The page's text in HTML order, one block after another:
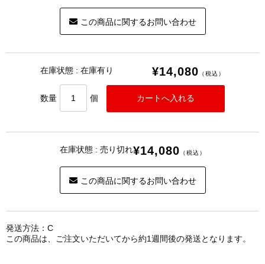
この商品に関するお問い合わせ
在庫状態 : 在庫有り ¥14,080 （税込）
数量 個
在庫状態 : 売り切れ¥14,080 （税込）
この商品に関するお問い合わせ
発送方法：C
この商品は、ご注文いただいてから約1週間後の発送となります。